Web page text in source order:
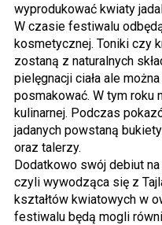
wyprodukować kwiaty
W czasie festiwalu
kosmetycznej. Toniki czy
zostaną z naturalnych
pielęgnacji ciała ale
posmakować. W tym roku
kulinarnej. Podczas
jadanych powstaną
oraz talerzy.
Dodatkowo swój debiut
czyli wywodząca się z
kształtów kwiatowych w
festiwalu będą mogli